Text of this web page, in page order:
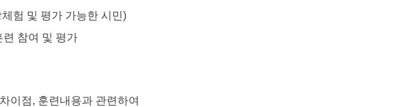
험 및 평가 가능한 시민)
참여 및 평가
점, 훈련내용과 관련하여